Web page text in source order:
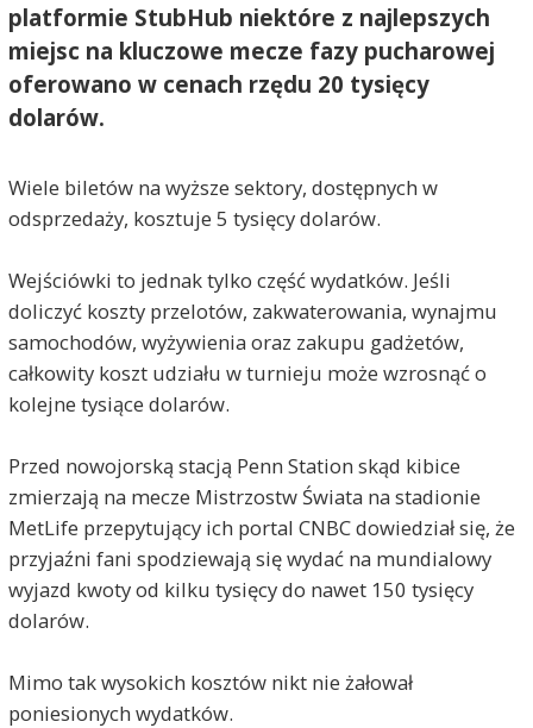
platformie StubHub niektóre z najlepszych
miejsc na kluczowe mecze fazy pucharowej
oferowano w cenach rzędu 20 tysięcy
dolarów.
Wiele biletów na wyższe sektory, dostępnych w
odsprzedaży, kosztuje 5 tysięcy dolarów.
Wejściówki to jednak tylko część wydatków. Jeśli
doliczyć koszty przelotów, zakwaterowania, wynajmu
samochodów, wyżywienia oraz zakupu gadżetów,
całkowity koszt udziału w turnieju może wzrosnąć o
kolejne tysiące dolarów.
Przed nowojorską stacją Penn Station skąd kibice
zmierzają na mecze Mistrzostw Świata na stadionie
MetLife przepytujący ich portal CNBC dowiedział się, że
przyjaźni fani spodziewają się wydać na mundialowy
wyjazd kwoty od kilku tysięcy do nawet 150 tysięcy
dolarów.
Mimo tak wysokich kosztów nikt nie żałował
poniesionych wydatków.